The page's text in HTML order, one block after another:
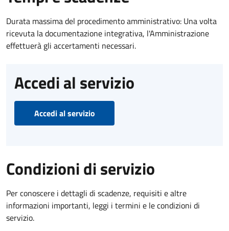
Durata massima del procedimento amministrativo: Una volta
ricevuta la documentazione integrativa, l'Amministrazione
effettuerà gli accertamenti necessari.
Accedi al servizio
Accedi al servizio
Condizioni di servizio
Per conoscere i dettagli di scadenze, requisiti e altre
informazioni importanti, leggi i termini e le condizioni di
servizio.